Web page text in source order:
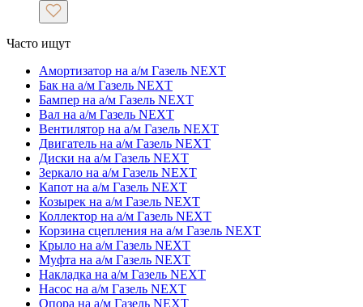
Часто ищут
Амортизатор на а/м Газель NEXT
Бак на а/м Газель NEXT
Бампер на а/м Газель NEXT
Вал на а/м Газель NEXT
Вентилятор на а/м Газель NEXT
Двигатель на а/м Газель NEXT
Диски на а/м Газель NEXT
Зеркало на а/м Газель NEXT
Капот на а/м Газель NEXT
Козырек на а/м Газель NEXT
Коллектор на а/м Газель NEXT
Корзина сцепления на а/м Газель NEXT
Крыло на а/м Газель NEXT
Муфта на а/м Газель NEXT
Накладка на а/м Газель NEXT
Насос на а/м Газель NEXT
Опора на а/м Газель NEXT